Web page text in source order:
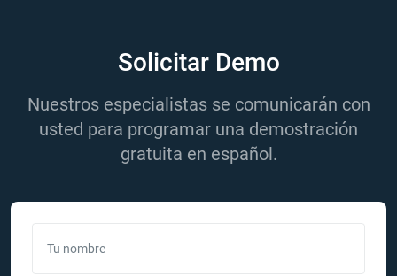
Solicitar Demo
Nuestros especialistas se comunicarán con
usted para programar una demostración
gratuita en español.
Tu nombre